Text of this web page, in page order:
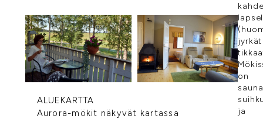
ALUEKARTTA
Aurora-mökit näkyvät kartassa
jyrkät
on
ja